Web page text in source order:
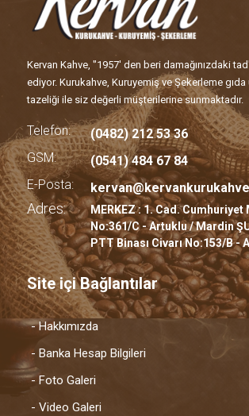
Kervan Kahve, "1957' den beri damağınızdaki
ediyor. Kurukahve, Kuruyemiş ve Şekerleme
tazeliği ile siz değerli müşterilerine sunmaktadır.
Telefon:
(0482) 212 53 36
GSM:
(0541) 484 67 84
E-Posta:
Adres:
MERKEZ : 1. Cad. Cumhuriyet
No:361/C - Artuklu / Mardin
PTT Binası Civarı No:153/B -
Site içi Bağlantılar
- Hakkımızda
- Banka Hesap Bilgileri
- Foto Galeri
- Video Galeri